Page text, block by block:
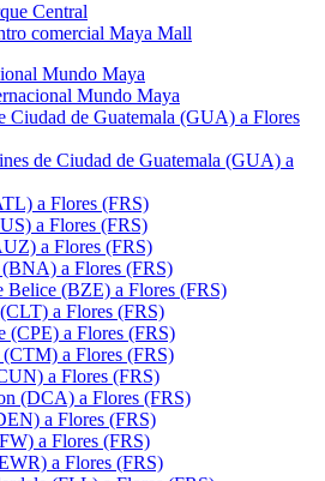
Central
comercial Maya Mall
Mundo Maya
Mundo Maya
Ciudad de Guatemala (GUA) a Flores
de Ciudad de Guatemala (GUA) a
a Flores (FRS)
a Flores (FRS)
a Flores (FRS)
a Flores (FRS)
Belice (BZE) a Flores (FRS)
a Flores (FRS)
(CPE) a Flores (FRS)
a Flores (FRS)
a Flores (FRS)
(DCA) a Flores (FRS)
a Flores (FRS)
a Flores (FRS)
a Flores (FRS)